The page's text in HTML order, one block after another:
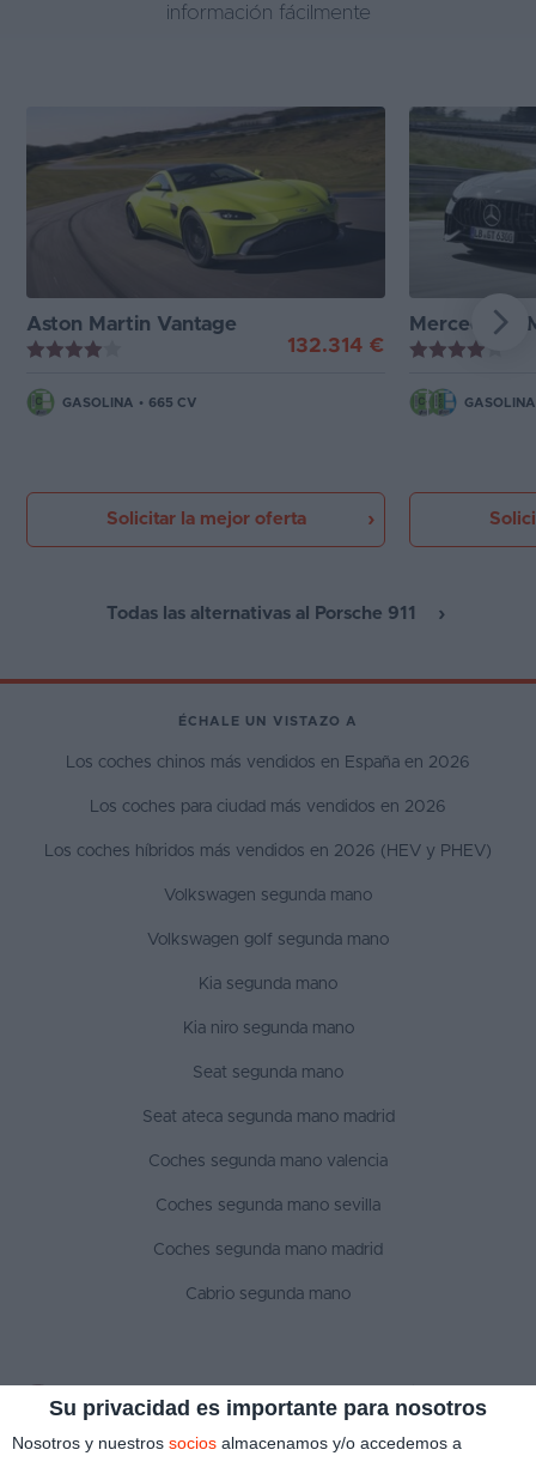
Su privacidad es importante para nosotros
Nosotros y nuestros socios almacenamos y/o accedemos a
información fácilmente
Aston Martin Vantage
132.314 €
GASOLINA • 665 CV
Solicitar la mejor oferta
Mercedes-
GASOLINA
Todas las alternativas al Porsche 911
ÉCHALE UN VISTAZO A
Los coches chinos más vendidos en España en 2026
Los coches para ciudad más vendidos en 2026
Los coches híbridos más vendidos en 2026 (HEV y PHEV)
Volkswagen segunda mano
Volkswagen golf segunda mano
Kia segunda mano
Kia niro segunda mano
Seat segunda mano
Seat ateca segunda mano madrid
Coches segunda mano valencia
Coches segunda mano sevilla
Coches segunda mano madrid
Cabrio segunda mano
SÍGUENOS